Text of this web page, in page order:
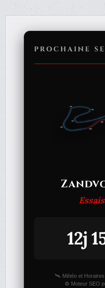
PROCHAINE
12j
🛰️ Météo et Horaires
⚙️ Moteur SEO